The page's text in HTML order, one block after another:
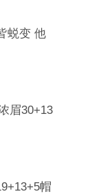
蜕变 他
眉30+13
帽